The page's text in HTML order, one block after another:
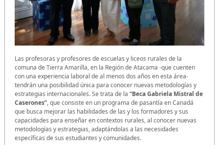
Las profesoras y profesores de escuelas y liceos rurales de la
comuna de Tierra Amarilla, en la Región de Atacama -que cuenten
con una experiencia laboral de al menos dos años en esta área-
tendrán una posibilidad única para conocer nuevas metodologías y
estrategias internacionales. Se trata de la “Beca Gabriela Mistral de
Caserones”, que consiste en un programa de pasantía en Canadá
que busca mejorar las habilidades de las y los formadores y sus
capacidades para enseñar en contextos rurales, al conocer nuevas
metodologías y estrategias, adaptándolas a las necesidades
específicas de sus estudiantes y comunidades.